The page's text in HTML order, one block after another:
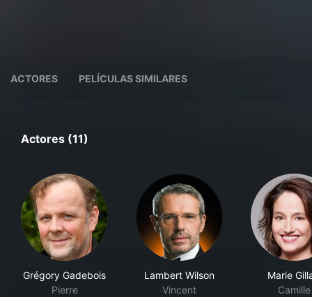
ACTORES PELÍCULAS SIMILARES
Actores (11)
Grégory Gadebois
Pierre
Lambert Wilson
Vincent
Marie
Camille